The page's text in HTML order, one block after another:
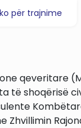
për trajnime
qeveritare
shoqërisë